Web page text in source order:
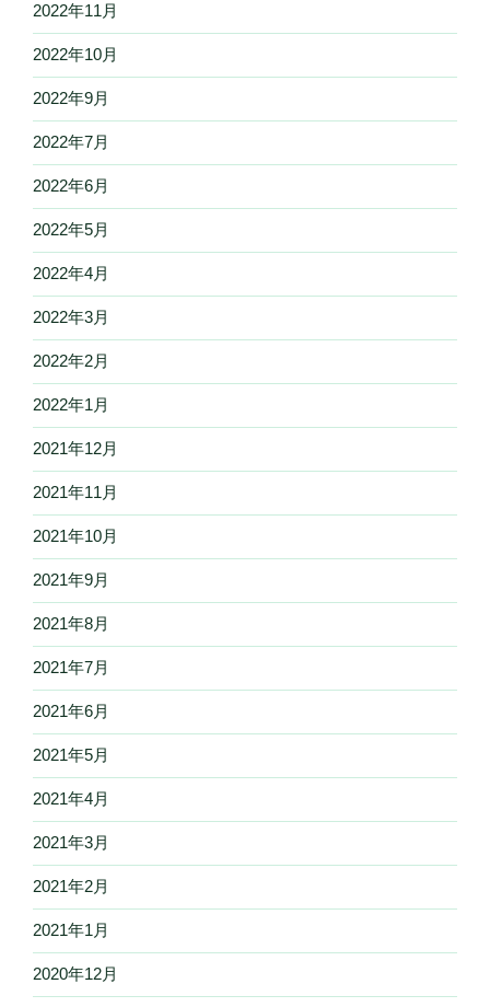
2022年11月
2022年10月
2022年9月
2022年7月
2022年6月
2022年5月
2022年4月
2022年3月
2022年2月
2022年1月
2021年12月
2021年11月
2021年10月
2021年9月
2021年8月
2021年7月
2021年6月
2021年5月
2021年4月
2021年3月
2021年2月
2021年1月
2020年12月